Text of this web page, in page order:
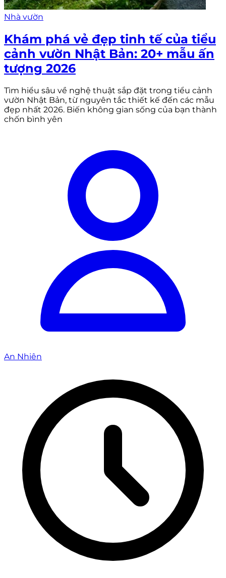
Nhà vườn
Khám phá vẻ đẹp tinh tế của tiểu
cảnh vườn Nhật Bản: 20+ mẫu ấn
tượng 2026
Tìm hiểu sâu về nghệ thuật sắp đặt trong tiểu cảnh
vườn Nhật Bản, từ nguyên tắc thiết kế đến các mẫu
đẹp nhất 2026. Biến không gian sống của bạn thành
chốn bình yên
An Nhiên